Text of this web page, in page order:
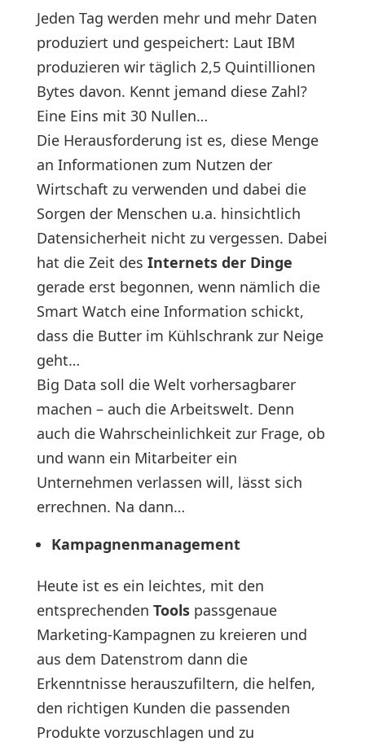
Jeden Tag werden mehr und mehr Daten
produziert und gespeichert: Laut IBM
produzieren wir täglich 2,5 Quintillionen
Bytes davon. Kennt jemand diese Zahl?
Eine Eins mit 30 Nullen…
Die Herausforderung ist es, diese Menge
an Informationen zum Nutzen der
Wirtschaft zu verwenden und dabei die
Sorgen der Menschen u.a. hinsichtlich
Datensicherheit nicht zu vergessen. Dabei
hat die Zeit des Internets der Dinge
gerade erst begonnen, wenn nämlich die
Smart Watch eine Information schickt,
dass die Butter im Kühlschrank zur Neige
geht…
Big Data soll die Welt vorhersagbarer
machen – auch die Arbeitswelt. Denn
auch die Wahrscheinlichkeit zur Frage, ob
und wann ein Mitarbeiter ein
Unternehmen verlassen will, lässt sich
errechnen. Na dann…
Kampagnenmanagement
Heute ist es ein leichtes, mit den
entsprechenden Toolspassgenaue
Marketing-Kampagnen zu kreieren und
aus dem Datenstrom dann die
Erkenntnisse herauszufiltern, die helfen,
den richtigen Kunden die passenden
Produkte vorzuschlagen und zu